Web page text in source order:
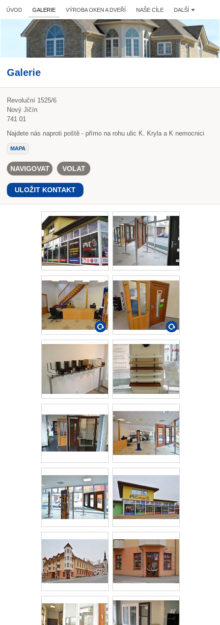
ÚVOD GALERIE VÝROBA OKEN A DVEŘÍ NAŠE CÍLE DALŠÍ
Galerie
Revoluční 1525/6
Nový Jičín
741 01
Najdete nás naproti poště - přímo na rohu ulic K. Kryla a K nemocnici
MAPA
NAVIGOVAT VOLAT
ULOŽIT KONTAKT
swf